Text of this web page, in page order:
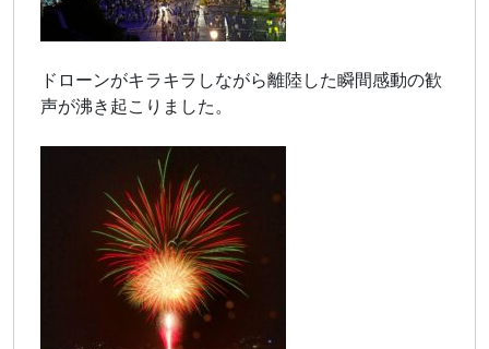
ドローンがキラキラしながら離陸した瞬間感動の歓
声が沸き起こりました。